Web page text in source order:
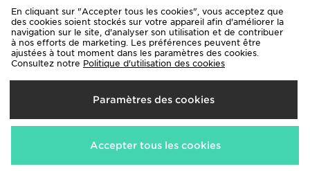
Livraison Vers
France
Nous acceptons les méthodes de paiement suivantes
En cliquant sur "Accepter tous les cookies", vous acceptez que
des cookies soient stockés sur votre appareil afin d'améliorer la
navigation sur le site, d'analyser son utilisation et de contribuer
à nos efforts de marketing. Les préférences peuvent être
ajustées à tout moment dans les paramètres des cookies.
Consultez notre Politique d'utilisation des cookies
Paramètres des cookies
Accepter tous les cookies